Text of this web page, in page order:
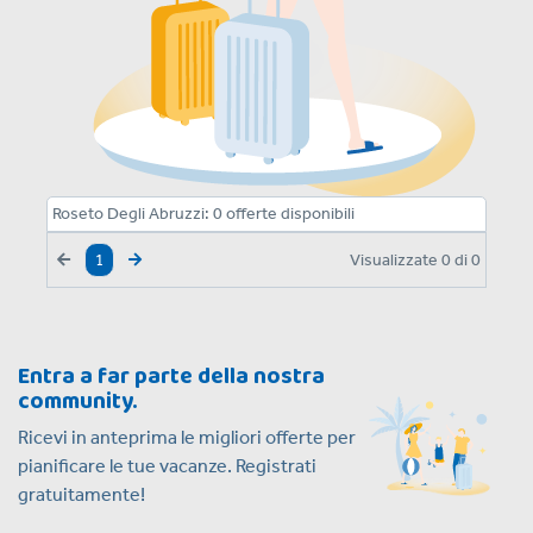
Roseto Degli Abruzzi: 0offerte disponibili
1 Visualizzate 0 di0
Entra a far parte della nostra
community.
Ricevi in anteprima le migliori offerte per
pianificare le tue vacanze. Registrati
gratuitamente!